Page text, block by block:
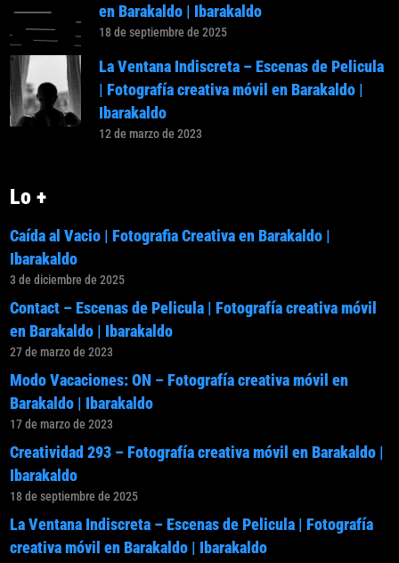
en Barakaldo | Ibarakaldo
18 de septiembre de 2025
La Ventana Indiscreta – Escenas de Pelicula
| Fotografía creativa móvil en Barakaldo |
Ibarakaldo
12 de marzo de 2023
Lo +
Caída al Vacio | Fotografia Creativa en Barakaldo |
Ibarakaldo
3 de diciembre de 2025
Contact – Escenas de Pelicula | Fotografía creativa móvil
en Barakaldo | Ibarakaldo
27 de marzo de 2023
Modo Vacaciones: ON – Fotografía creativa móvil en
Barakaldo | Ibarakaldo
17 de marzo de 2023
Creatividad 293 – Fotografía creativa móvil en Barakaldo |
Ibarakaldo
18 de septiembre de 2025
La Ventana Indiscreta – Escenas de Pelicula | Fotografía
creativa móvil en Barakaldo | Ibarakaldo